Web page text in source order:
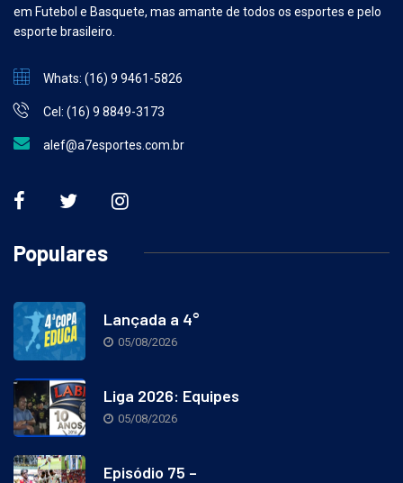
em Futebol e Basquete, mas amante de todos os esportes e pelo
esporte brasileiro.
Whats: (16) 9 9461-5826
Cel: (16) 9 8849-3173
alef@a7esportes.com.br
Populares
Lançada a 4°
05/08/2026
Liga 2026: Equipes
05/08/2026
Episódio 75 –